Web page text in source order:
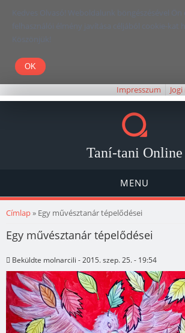
Kedves Olvasó! Weboldalunk böngészésével
felhasználói élmény javítása céljából cookie-kat
Köszönjük!
Impresszum
Taní-tani Online
MENU
Jelenlegi hely
Címlap» Egy művésztanár tépelődései
Egy művésztanár tépelődései
Beküldte molnarcili - 2015. szep. 25. - 19:54